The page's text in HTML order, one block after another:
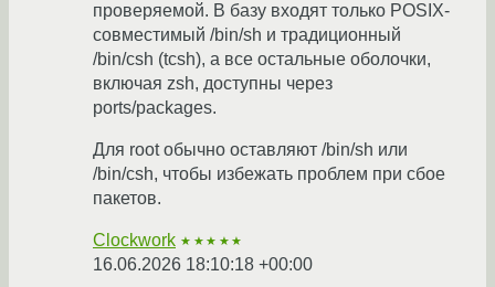
проверяемой. В базу входят только POSIX-
совместимый /bin/sh и традиционный
/bin/csh (tcsh), а все остальные оболочки,
включая zsh, доступны через
ports/packages.
Для root обычно оставляют /bin/sh или
/bin/csh, чтобы избежать проблем при сбое
пакетов.
Clockwork ★★★★★
16.06.2026 18:10:18 +00:00